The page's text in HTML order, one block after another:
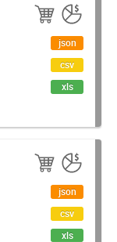
json
csv
xls
json
csv
xls